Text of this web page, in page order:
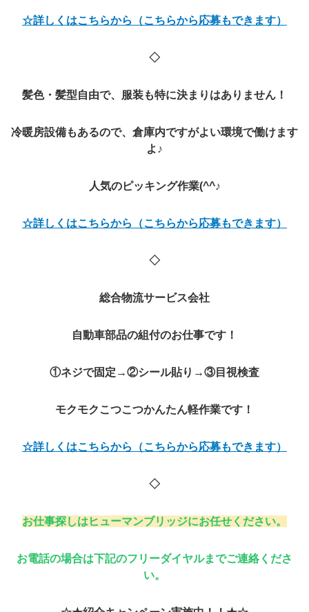
☆詳しくはこちらから（こちらから応募もできます）
◇
髪色・髪型自由で、服装も特に決まりはありません！
冷暖房設備もあるので、 倉庫内ですがよい環境で働けます
よ♪
人気のピッキング作業(^^♪
☆詳しくはこちらから（こちらから応募もできます）
◇
総合物流サービス会社
自動車部品の組付のお仕事です！
①ネジで固定→②シール貼り→③目視検査
モクモクこつこつかんたん軽作業です！
☆詳しくはこちらから（こちらから応募もできます）
◇
お仕事探しはヒューマンブリッジにお任せください。
お電話の場合は下記のフリーダイヤルまでご連絡くださ
い。